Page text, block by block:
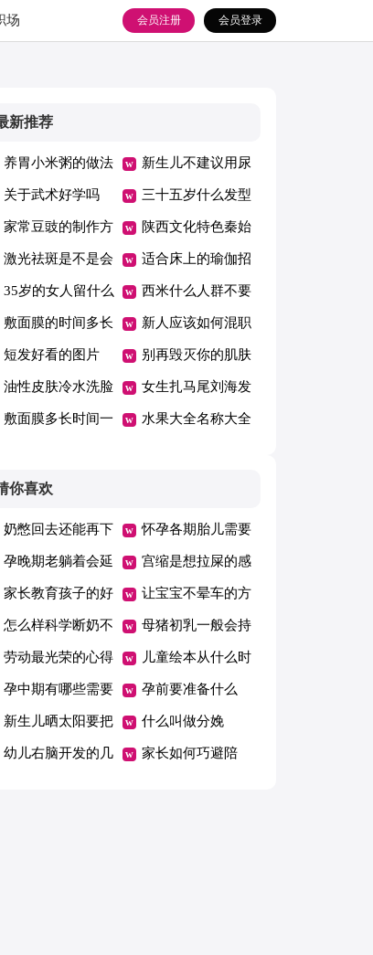
场 会员登录
会员注册
新推荐
养胃小米粥的做法 新生儿不建议用尿
布的原因
关于武术好学吗 三十五岁什么发型
最有气质
家常豆豉的制作方
法
陕西文化特色秦始
皇兵马俑
激光祛斑是不是会
反弹
适合床上的瑜伽招
式有哪些
35岁的女人留什么
发型最年轻时尚
西米什么人群不要
吃
敷面膜的时间多长
好
新人应该如何混职
场
短发好看的图片 别再毁灭你的肌肤
油性皮肤冷水洗脸
好吗
女生扎马尾刘海发
型图片
敷面膜多长时间一 水果大全名称大全
你喜欢
奶憋回去还能再下
来吗
怀孕各期胎儿需要
的营养
孕晚期老躺着会延
期吗
宫缩是想拉屎的感
觉吗
家长教育孩子的好
方法总结一年级
让宝宝不晕车的方
法
怎么样科学断奶不
坑娃
母猪初乳一般会持
续几天
劳动最光荣的心得
体会范文（精选5
篇）
儿童绘本从什么时
候开始看有哪些好
处
孕中期有哪些需要
注意的事项
孕前要准备什么
新生儿晒太阳要把
衣服脱了吗
什么叫做分娩
幼儿右脑开发的几 家长如何巧避陪